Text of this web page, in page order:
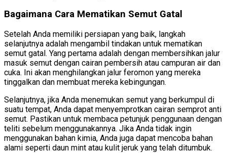
Bagaimana Cara Mematikan Semut Gatal
Setelah Anda memiliki persiapan yang baik, langkah
selanjutnya adalah mengambil tindakan untuk mematikan
semut gatal. Yang pertama adalah dengan membersihkan jalur
masuk semut dengan cairan pembersih atau campuran air dan
cuka. Ini akan menghilangkan jalur feromon yang mereka
tinggalkan dan membuat mereka kebingungan.
Selanjutnya, jika Anda menemukan semut yang berkumpul di
suatu tempat, Anda dapat menyemprotkan cairan semprot anti
semut. Pastikan untuk membaca petunjuk penggunaan dengan
teliti sebelum menggunakannya. Jika Anda tidak ingin
menggunakan bahan kimia, Anda juga dapat mencoba bahan
alami seperti daun mint atau kulit jeruk yang telah ditumbuk.